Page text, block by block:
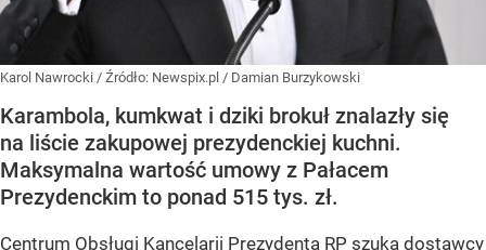
Karol Nawrocki / Źródło: Newspix.pl / Damian Burzykowski
Karambola, kumkwat i dziki brokuł znalazły się
na liście zakupowej prezydenckiej kuchni.
Maksymalna wartość umowy z Pałacem
Prezydenckim to ponad 515 tys. zł.
Centrum Obsługi Kancelarii Prezydenta RP szuka dostawcy